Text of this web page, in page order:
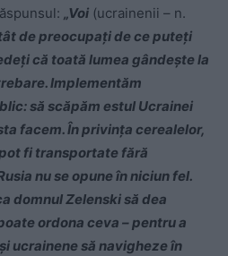
„Voi (ucrainenii – n.
de preocupați de ce puteți
că toată lumea gândește la
Implementăm
să scăpăm estul Ucrainei
facem. În privința cerealelor,
fi transportate fără
nu se opune în niciun fel.
domnul Zelenski să dea
ordona ceva – pentru a
ucrainene să navigheze în